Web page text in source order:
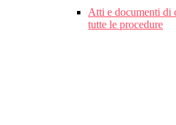
Atti e documenti di
tutte le procedure